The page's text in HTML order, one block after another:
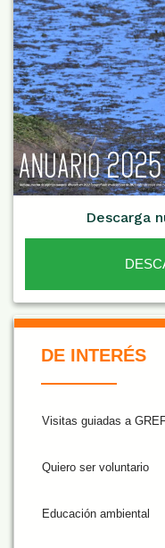
Descarga
De Interés
DE INTERÉS
Visitas guiadas a
Quiero ser voluntario
Educación ambiental